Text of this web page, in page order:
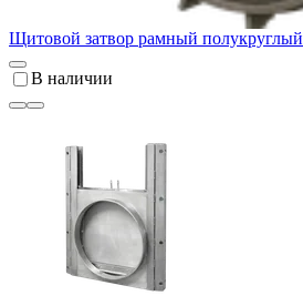
Щитовой затвор рамный полукруглый
В наличии